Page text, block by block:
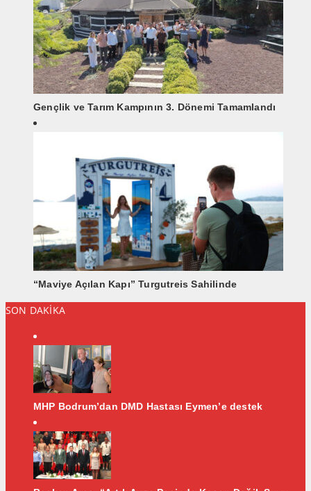
Gençlik ve Tarım Kampının 3. Dönemi Tamamlandı
“Maviye Açılan Kapı” Turgutreis Sahilinde
SON DAKİKA
MHP Bodrum’dan DMD Hastası Eymen’e destek